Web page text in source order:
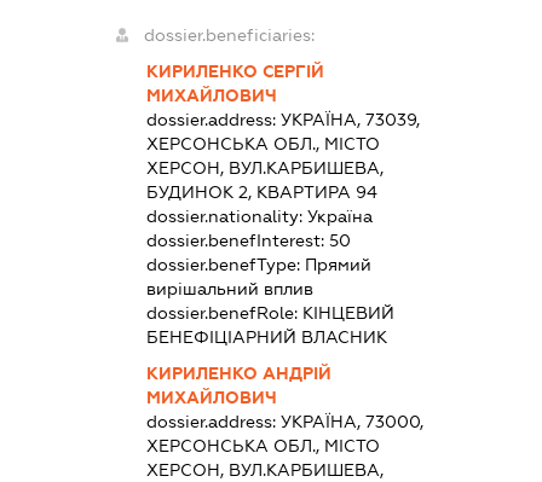
dossier.beneficiaries:
КИРИЛЕНКО СЕРГІЙ
МИХАЙЛОВИЧ
dossier.address:УКРАЇНА, 73039,
ХЕРСОНСЬКА ОБЛ., МІСТО
ХЕРСОН, ВУЛ.КАРБИШЕВА,
БУДИНОК 2, КВАРТИРА 94
dossier.nationality:Україна
dossier.benefInterest:50
dossier.benefType: Прямий
вирішальний вплив
dossier.benefRole: КІНЦЕВИЙ
БЕНЕФІЦІАРНИЙ ВЛАСНИК
КИРИЛЕНКО АНДРІЙ
МИХАЙЛОВИЧ
dossier.address:УКРАЇНА, 73000,
ХЕРСОНСЬКА ОБЛ., МІСТО
ХЕРСОН, ВУЛ.КАРБИШЕВА,